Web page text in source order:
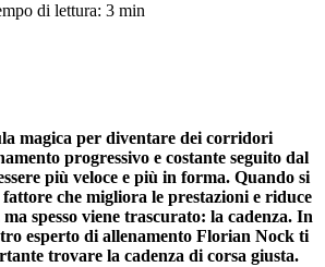
di lettura: 3 min
magica per diventare dei corridori
progressivo e costante seguito dal
più veloce e più in forma. Quando si
che migliora le prestazioni e riduce
spesso viene trascurato: la cadenza. In
esperto di allenamento Florian Nock ti
trovare la cadenza di corsa giusta.